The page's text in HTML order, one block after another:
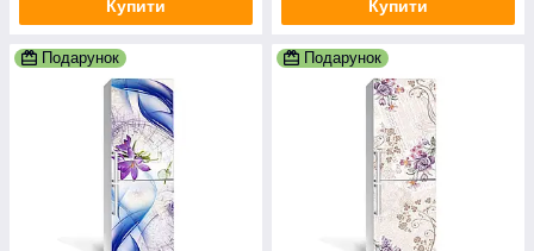
Купити Купити
Подарунок Подарунок